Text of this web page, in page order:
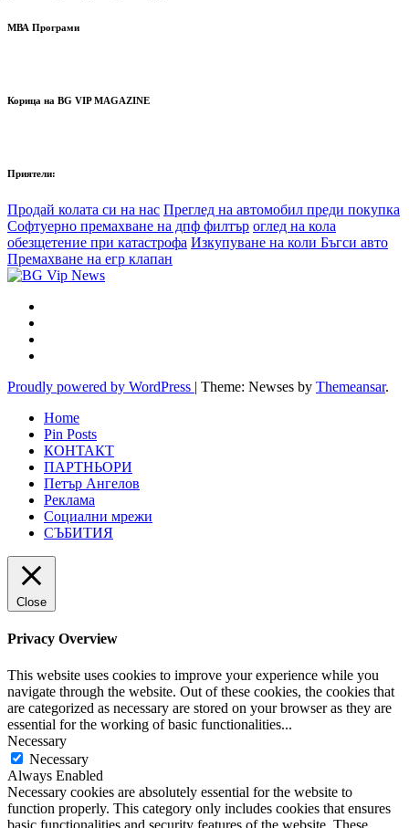
МВА Програми
Корица на BG VIP MAGAZINE
Приятели:
Продай колата си на нас Преглед на автомобил преди покупка
Софтуерно премахване на дпф филтър оглед на кола
обезщетение при катастрофа Изкупуване на коли Бъгси авто
Премахване на егр клапан
Proudly powered by WordPress | Theme: Newses by Themeansar.
Home
Pin Posts
КОНТАКТ
ПАРТНЬОРИ
Петър Ангелов
Реклама
Социални мрежи
СЪБИТИЯ
Close
Privacy Overview
This website uses cookies to improve your experience while you
navigate through the website. Out of these cookies, the cookies that
are categorized as necessary are stored on your browser as they are
essential for the working of basic functionalities...
Necessary
Necessary
Always Enabled
Necessary cookies are absolutely essential for the website to
function properly. This category only includes cookies that ensures
basic functionalities and security features of the website. These